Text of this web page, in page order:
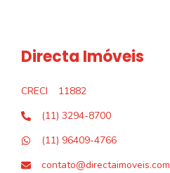
Directa Imóveis
CRECI
11882
(11) 3294-8700
(11) 96409-4766
contato@directaimoveis.com